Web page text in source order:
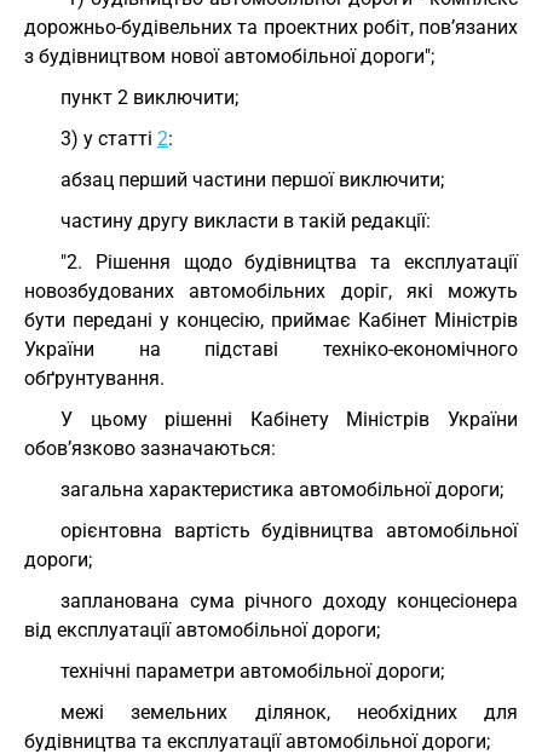
дорожньо-будівельних та проектних робіт, пов’язаних
з будівництвом нової автомобільної дороги";
пункт 2 виключити;
3) у статті 2:
абзац перший частини першої виключити;
частину другу викласти в такій редакції:
"2. Рішення щодо будівництва та експлуатації
новозбудованих автомобільних доріг, які можуть
бути передані у концесію, приймає Кабінет Міністрів
України на підставі техніко-економічного
обґрунтування.
У цьому рішенні Кабінету Міністрів України
обов’язково зазначаються:
загальна характеристика автомобільної дороги;
орієнтовна вартість будівництва автомобільної
дороги;
запланована сума річного доходу концесіонера
від експлуатації автомобільної дороги;
технічні параметри автомобільної дороги;
межі земельних ділянок, необхідних для
будівництва та експлуатації автомобільної дороги;